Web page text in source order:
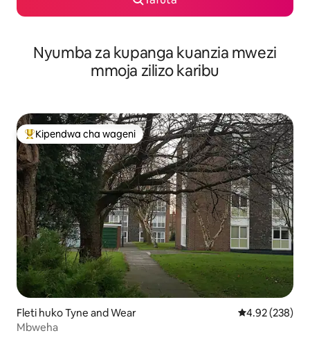
Nyumba za kupanga kuanzia mwezi
mmoja zilizo karibu
Kipendwa maarufu cha wageni
Kipendwa cha wageni
Fleti huko Tyne and Wear Ukadiriaji wa
4.92 (238)
Mbweha